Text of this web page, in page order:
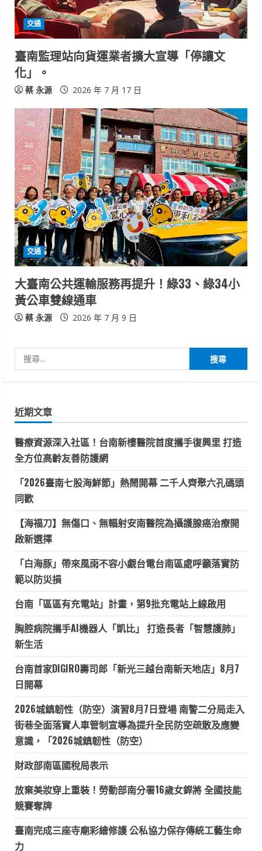
交通
臺南監理站向貨運業者擴大宣導「停讓文
化」。
蔡 永源 2026 年 7 月 17 日
交通
大臺南公共運輸服務再提升！綠33、綠34小
黃公車雙線通車
蔡 永源 2026 年 7 月 9 日
尋
字:
近期文章
醫療資源深入社區！台南新樓醫院首度攜手復興里 打造
全方位高齡友善防護網
「2026臺南七股海鮮節」熱鬧開幕 二千人齊聚六孔碼頭
同歡
【海福刀】無傷口、無輻射安南醫院為攝護腺癌治療開
啟新選擇
「白海豚」帶來風雨不容小覷台電台南區處呼籲落實防
範以防災損
台南「區區有充電站」計畫，第9批充電站上線啟用
胸腔病院攜手AI機器人「凱比」 打造長者「智慧護肺」
新生活
台南首家DIGIRO壽司郎「新光三越台南新天地店」8月7
日開幕
2026城鎮韌性（防空）演習8月7日登場 南警二分局走入
街巷全面落實人車管制宣導為提升全民防空疏散及應變
意識，「2026城鎮韌性（防空）
財政部南區國稅局表示
放棄美妝穿上重裝！勞動部南分署16歲女銲將 全國技能
競賽奪牌
臺南完成三座寺廟彩繪修護 公私協力保存傳統工藝生命
力